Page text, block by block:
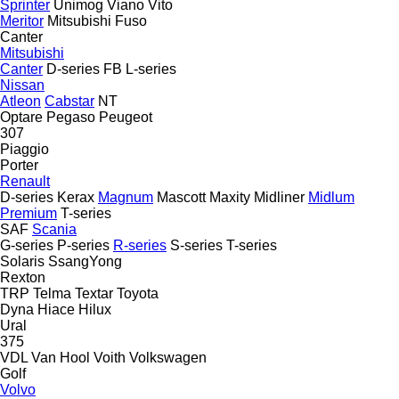
Sprinter Unimog Viano Vito
Meritor Mitsubishi Fuso
Canter
Mitsubishi
Canter D-series FB L-series
Nissan
Atleon Cabstar NT
Optare Pegaso Peugeot
307
Piaggio
Porter
Renault
D-series Kerax Magnum Mascott Maxity Midliner Midlum
Premium T-series
SAF Scania
G-series P-series R-series S-series T-series
Solaris SsangYong
Rexton
TRP Telma Textar Toyota
Dyna Hiace Hilux
Ural
375
VDL Van Hool Voith Volkswagen
Golf
Volvo